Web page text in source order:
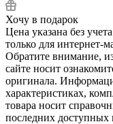
Хочу в подарок
Цена указана без
только для интернет-
Обратите внимание,
сайте носит
оригинала.
характеристиках,
товара носит
последних доступных